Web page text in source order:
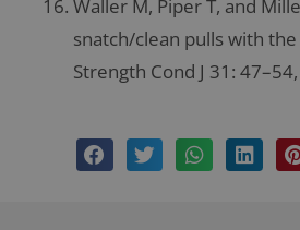
Waller M, Piper T, and
snatch/clean pulls with
Strength Cond J 31: